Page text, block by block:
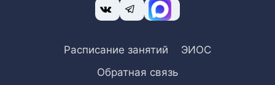
Расписание занятий
ЭИОС
Обратная связь